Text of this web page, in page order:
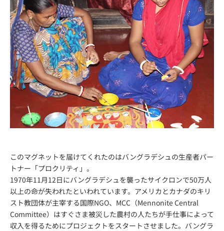
このマグネットを届けてくれたのはバングラデシュの生産者パー
トナー「プロクリティ」。
1970年11月12日にバングラデシュを襲ったサイクロンで50万人
以上の命が失われたといわれています。アメリカとカナダのキリ
スト教団体が主宰する国際NGO、MCC（Mennonite Central
Committee）はすぐさま被災した農村の人たちが手仕事によって
収入を得るためにプロジェクトをスタートさせました。バングラ